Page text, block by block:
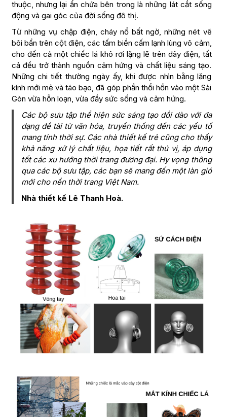
thuộc, nhưng lại ẩn chứa bên trong là những lát cắt sống
động và gai góc của đời sống đô thị.
Từ những vụ chập điện, cháy nổ bất ngờ, những nét vẽ
bôi bẩn trên cột điện, các tấm biển cấm lạnh lùng vô cảm,
cho đến cả một chiếc lá khô rơi lặng lẽ trên dây điện, tất
cả đều trở thành nguồn cảm hứng và chất liệu sáng tạo.
Những chi tiết thường ngày ấy, khi được nhìn bằng lăng
kính mới mẻ và táo bạo, đã góp phần thổi hồn vào một Sài
Gòn vừa hỗn loạn, vừa đầy sức sống và cảm hứng.
Các bộ sưu tập thể hiện sức sáng tạo dồi dào với đa
dạng đề tài từ văn hóa, truyền thống đến các yếu tố
mang tính thời sự. Các nhà thiết kế trẻ cũng cho thấy
khả năng xử lý chất liệu, họa tiết rất thú vị, áp dụng
tốt các xu hướng thời trang đương đại. Hy vọng thông
qua các bộ sưu tập, các bạn sẽ mang đến một làn gió
mới cho nền thời trang Việt Nam.
Nhà thiết kế Lê Thanh Hoà.